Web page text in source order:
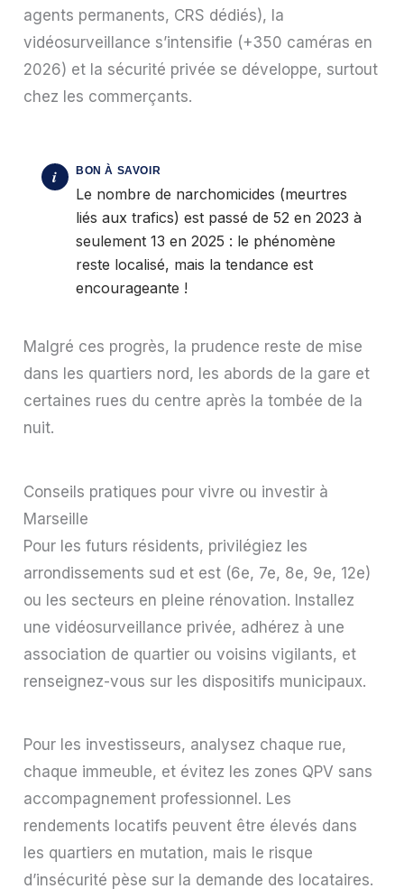
agents permanents, CRS dédiés), la
vidéosurveillance s’intensifie (+350 caméras en
2026) et la sécurité privée se développe, surtout
chez les commerçants.
Le nombre de narchomicides (meurtres
liés aux trafics) est passé de 52 en 2023 à
seulement 13 en 2025 : le phénomène
reste localisé, mais la tendance est
encourageante !
Malgré ces progrès, la prudence reste de mise
dans les quartiers nord, les abords de la gare et
certaines rues du centre après la tombée de la
nuit.
Conseils pratiques pour vivre ou investir à
Marseille
Pour les futurs résidents, privilégiez les
arrondissements sud et est (6e, 7e, 8e, 9e, 12e)
ou les secteurs en pleine rénovation. Installez
une vidéosurveillance privée, adhérez à une
association de quartier ou voisins vigilants, et
renseignez-vous sur les dispositifs municipaux.
Pour les investisseurs, analysez chaque rue,
chaque immeuble, et évitez les zones QPV sans
accompagnement professionnel. Les
rendements locatifs peuvent être élevés dans
les quartiers en mutation, mais le risque
d’insécurité pèse sur la demande des locataires.